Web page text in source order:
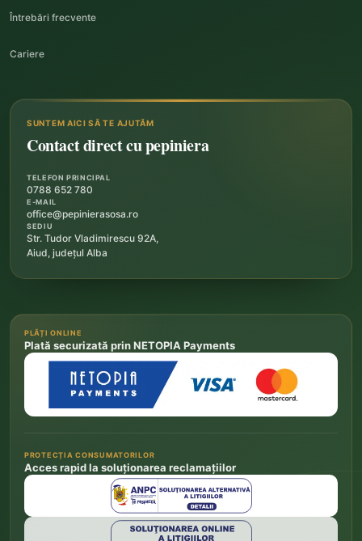
Întrebări frecvente
Cariere
SUNTEM AICI SĂ TE AJUTĂM
Contact direct cu pepiniera
TELEFON PRINCIPAL
0788 652 780
E-MAIL
office@pepinierasosa.ro
SEDIU
Str. Tudor Vladimirescu 92A,
Aiud, județul Alba
PLĂȚI ONLINE
Plată securizată prin NETOPIA Payments
PROTECȚIA CONSUMATORILOR
Acces rapid la soluționarea reclamațiilor